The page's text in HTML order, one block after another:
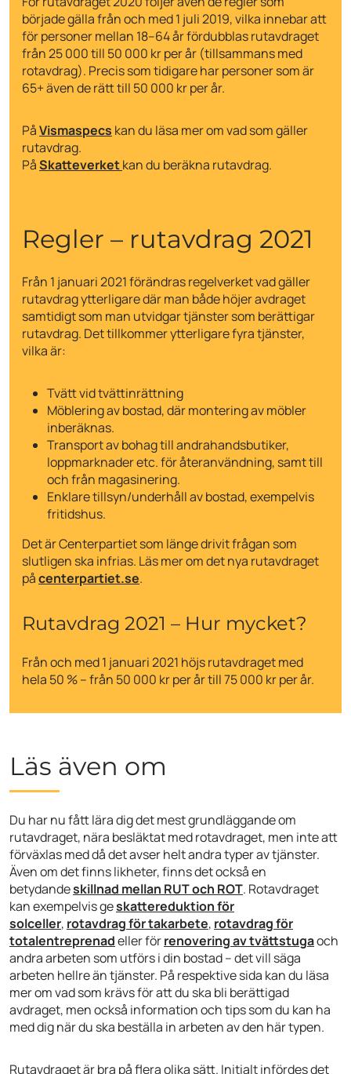
började gälla från och med 1 juli 2019, vilka innebar att
för personer mellan 18–64 år fördubblas rutavdraget
från 25 000 till 50 000 kr per år (tillsammans med
rotavdrag). Precis som tidigare har personer som är
65+ även de rätt till 50 000 kr per år.
PåVismaspecs kan du läsa mer om vad som gäller
rutavdrag.
PåSkatteverketkan du beräkna rutavdrag.
Regler – rutavdrag 2021
Från 1 januari 2021 förändras regelverket vad gäller
rutavdrag ytterligare där man både höjer avdraget
samtidigt som man utvidgar tjänster som berättigar
rutavdrag. Det tillkommer ytterligare fyra tjänster,
vilka är:
Tvätt vid tvättinrättning
Möblering av bostad, där montering av möbler
inberäknas.
Transport av bohag till andrahandsbutiker,
loppmarknader etc. för återanvändning, samt till
och från magasinering.
Enklare tillsyn/underhåll av bostad, exempelvis
fritidshus.
Det är Centerpartiet som länge drivit frågan som
slutligen ska infrias. Läs mer om det nya rutavdraget
påcenterpartiet.se.
Rutavdrag 2021 – Hur mycket?
Från och med 1 januari 2021 höjs rutavdraget med
hela 50 % – från 50 000 kr per år till 75 000 kr per år.
Läs även om
Du har nu fått lära dig det mest grundläggande om
rutavdraget, nära besläktat med rotavdraget, men inte att
förväxlas med då det avser helt andra typer av tjänster.
Även om det finns likheter, finns det också en
betydandeskillnad mellan RUT och ROT. Rotavdraget
kan exempelvis geskattereduktion för
solceller, rotavdrag för takarbete, rotavdrag för
totalentreprenadeller förrenovering av tvättstugaoch
andra arbeten som utförs i din bostad – det vill säga
arbeten hellre än tjänster. På respektive sida kan du läsa
mer om vad som krävs för att du ska bli berättigad
avdraget, men också information och tips som du kan ha
med dig när du ska beställa in arbeten av den här typen.
Rutavdraget är bra på flera olika sätt. Initialt infördes det